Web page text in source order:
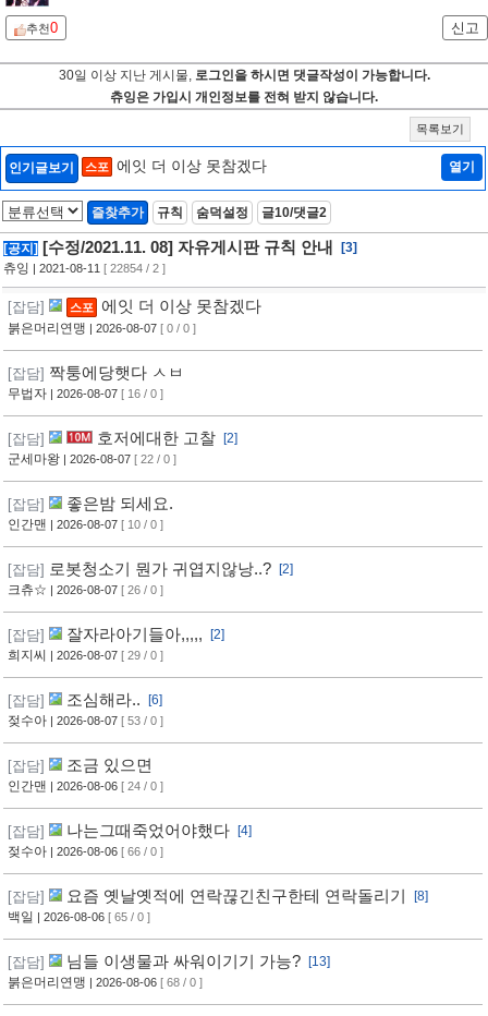
추천0 신고
30일 이상 지난 게시물, 로그인을 하시면 댓글작성이 가능합니다.
츄잉은 가입시 개인정보를 전혀 받지 않습니다.
목록보기
인기글보기 스포 에잇 더 이상 못참겠다 열기
즐찾추가 규칙 숨덕설정 글10/댓글2
[공지] [수정/2021.11. 08] 자유게시판 규칙 안내
[3]
츄잉 | 2021-08-11 [ 22854 / 2 ]
[잡담] 스포 에잇 더 이상 못참겠다
붉은머리연맹 | 2026-08-07 [ 0 / 0 ]
[잡담] 짝퉁에당햇다 ㅅㅂ
무법자 | 2026-08-07 [ 16 / 0 ]
[잡담] 호저에대한 고찰
[2]
군세마왕 | 2026-08-07 [ 22 / 0 ]
[잡담] 좋은밤 되세요.
인간맨 | 2026-08-07 [ 10 / 0 ]
[잡담] 로봇청소기 뭔가 귀엽지않낭..?
[2]
크츄☆ | 2026-08-07 [ 26 / 0 ]
[잡담] 잘자라아기들아,,,,,
[2]
희지씨
| 2026-08-07 [ 29 / 0 ]
[잡담] 조심해라..
[6]
젖수아 | 2026-08-07 [ 53 / 0 ]
[잡담] 조금 있으면
인간맨 | 2026-08-06 [ 24 / 0 ]
[잡담] 나는그때죽었어야했다
[4]
젖수아 | 2026-08-06 [ 66 / 0 ]
[잡담] 요즘 옛날옛적에 연락끊긴친구한테 연락돌리기
[8]
백일 | 2026-08-06 [ 65 / 0 ]
[잡담] 님들 이생물과 싸워이기기 가능?
[13]
붉은머리연맹 | 2026-08-06 [ 68 / 0 ]